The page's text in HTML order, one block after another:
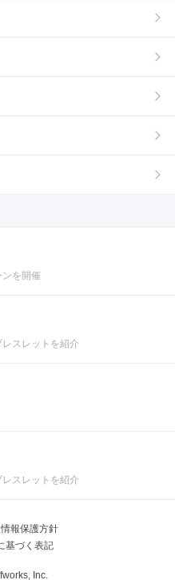
を開催
スレットを紹介
スレットを紹介
報保護方針
基づく表記
Inc.